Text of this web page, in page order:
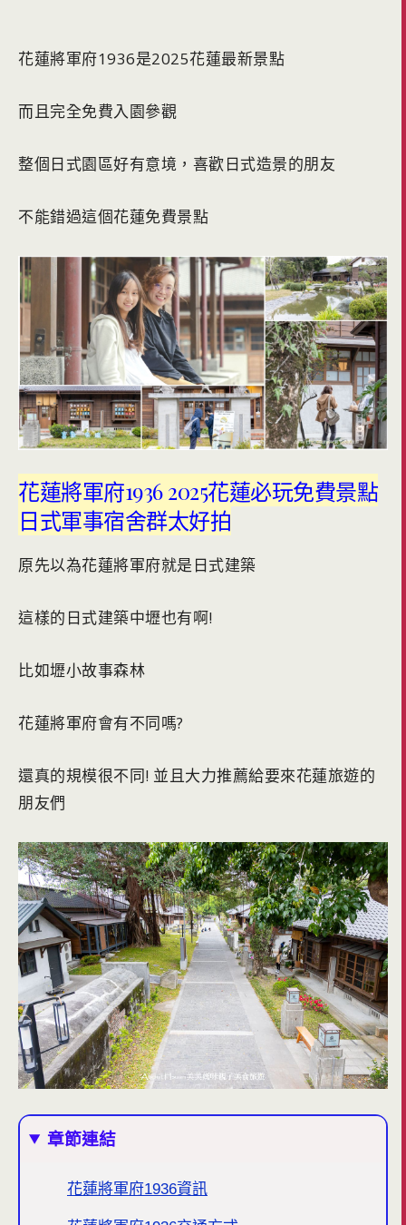
花蓮將軍府1936是2025花蓮最新景點
而且完全免費入園參觀
整個日式園區好有意境，喜歡日式造景的朋友
不能錯過這個花蓮免費景點
花蓮將軍府1936 2025花蓮必玩免費景點
日式軍事宿舍群太好拍
原先以為花蓮將軍府就是日式建築
這樣的日式建築中壢也有啊!
比如壢小故事森林
花蓮將軍府會有不同嗎?
還真的規模很不同! 並且大力推薦給要來花蓮旅遊的
朋友們
章節連結
花蓮將軍府1936資訊